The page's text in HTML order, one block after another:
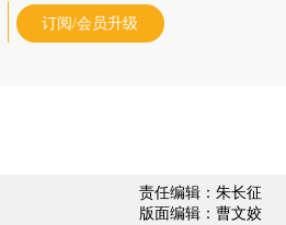
订阅/会员升级
责任编辑：朱长征
版面编辑：曹文姣